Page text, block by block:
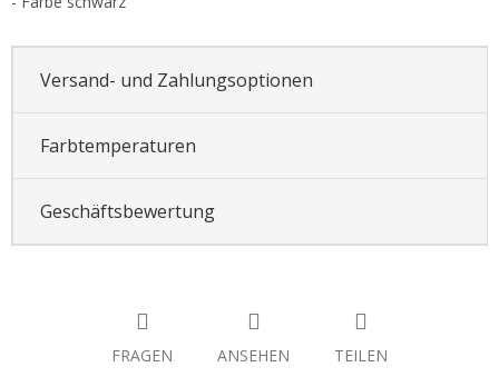
Versand- und Zahlungsoptionen
Farbtemperaturen
Geschäftsbewertung
FRAGEN ANSEHEN TEILEN